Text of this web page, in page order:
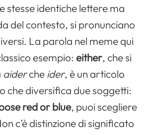
stesse identiche lettere ma
del contesto, si pronunciano
La parola nel meme qui
esempio: either, che si
aidercheider, è un articolo
che diversifica due soggetti:
red or blue, puoi scegliere
c’è distinzione di significato